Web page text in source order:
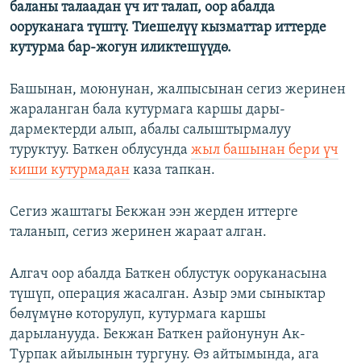
баланы талаадан үч ит талап, оор абалда
ооруканага түштү. Тиешелүү кызматтар иттерде
кутурма бар-жогун иликтешүүдө.
Башынан, моюнунан, жалпысынан сегиз жеринен
жараланган бала кутурмага каршы дары-
дармектерди алып, абалы салыштырмалуу
туруктуу. Баткен облусунда жыл башынан бери үч
киши кутурмадан каза тапкан.
Сегиз жаштагы Бекжан ээн жерден иттерге
таланып, сегиз жеринен жараат алган.
Алгач оор абалда Баткен облустук ооруканасына
түшүп, операция жасалган. Азыр эми сыныктар
бөлүмүнө которулуп, кутурмага каршы
дарыланууда. Бекжан Баткен районунун Ак-
Турпак айылынын тургуну. Өз айтымында, ага